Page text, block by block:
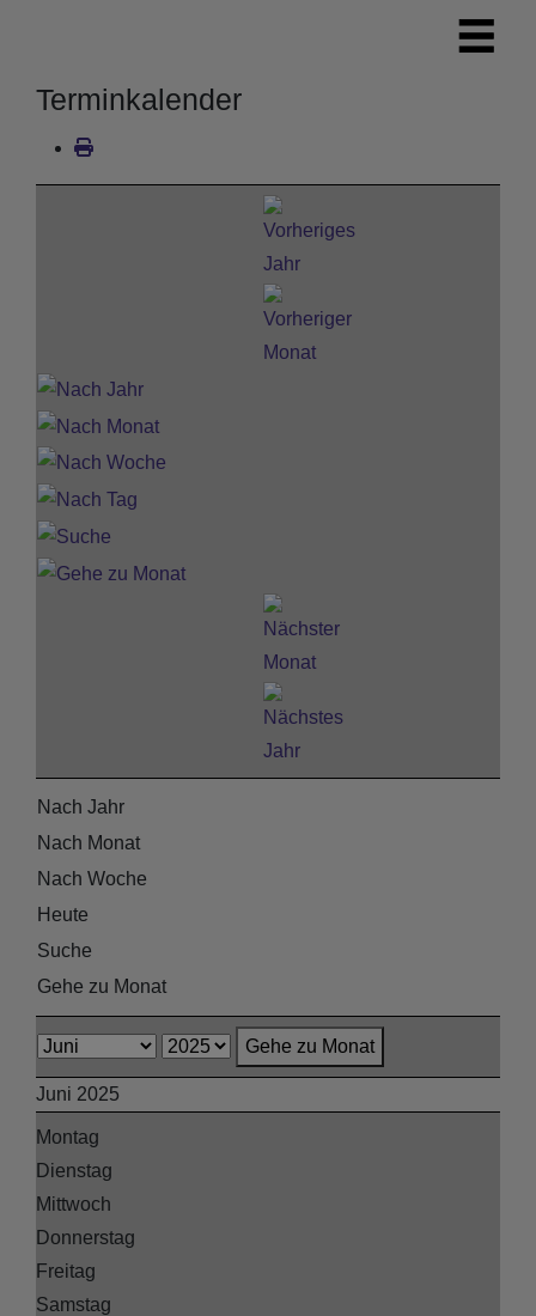
Terminkalender
Nach Jahr
Nach Monat
Nach Woche
Heute
Suche
Gehe zu Monat
Gehe zu Monat
Juni 2025
Montag
Dienstag
Mittwoch
Donnerstag
Freitag
Samstag